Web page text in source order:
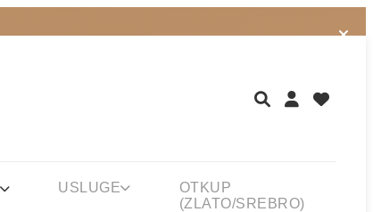
USLUGE
OTKUP
(ZLATO/SREBRO)